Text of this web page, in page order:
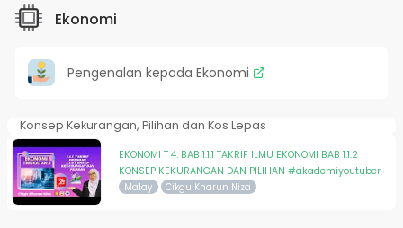
Ekonomi
Pengenalan kepada Ekonomi
Konsep Kekurangan, Pilihan dan Kos Lepas
EKONOMI T 4: BAB 1.1.1 TAKRIF ILMU EKONOMI BAB 1.1.2
KONSEP KEKURANGAN DAN PILIHAN #akademiyoutuber
Malay Cikgu Kharun Niza